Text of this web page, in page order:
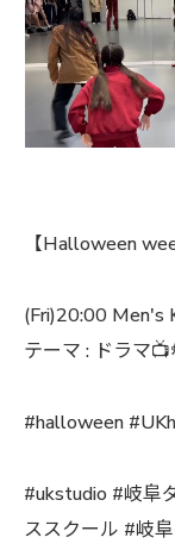
【Halloween
(Fri)20:00 Men's
テーマ : ドラマ
#halloween
#ukstudio #岐阜
ススクール #岐